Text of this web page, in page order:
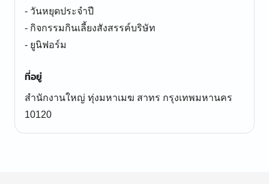
- วันหยุดประจำปี
- กิจกรรมกินเลี้ยงสังสรรค์บริษัท
- ยูนิฟอร์ม
ที่อยู่
สำนักงานใหญ่ ทุ่งมหาเมฆ สาทร กรุงเทพมหานคร
10120